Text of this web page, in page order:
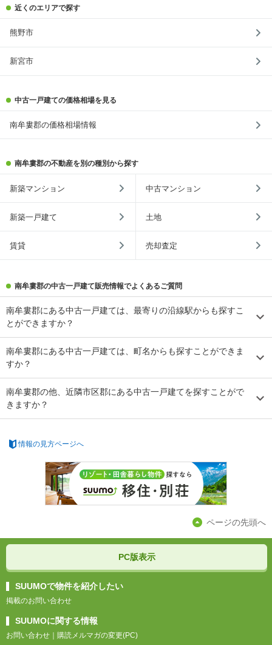
近くのエリアで探す
熊野市
新宮市
中古一戸建ての価格相場を見る
南牟婁郡の価格相場情報
南牟婁郡の不動産を別の種別から探す
新築マンション 中古マンション
新築一戸建て 土地
賃貸 売却査定
南牟婁郡の中古一戸建て販売情報でよくあるご質問
南牟婁郡にある中古一戸建ては、最寄りの沿線駅からも探すこ
とができますか？
南牟婁郡にある中古一戸建ては、町名からも探すことができま
すか？
南牟婁郡の他、近隣市区郡にある中古一戸建てを探すことがで
きますか？
情報の見方ページへ
ページの先頭へ
PC版表示
SUUMOで物件を紹介したい
掲載のお問い合わせ
SUUMOに関する情報
お問い合わせ 購読メルマガの変更(PC)